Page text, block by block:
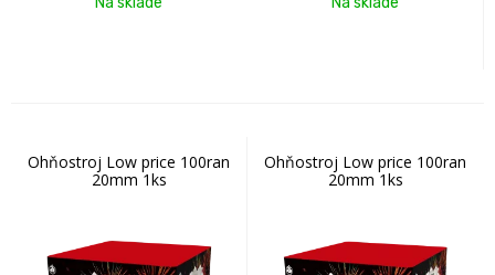
Ohňostroj Low price 100ran
20mm 1ks
Ohňostroj Low price 100ran
20mm 1ks